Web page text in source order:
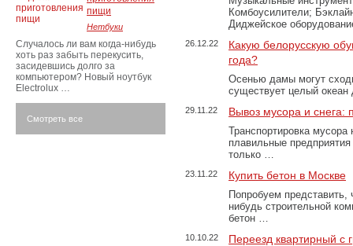
Комбоусилители;
Диджейское
26.12.22
Какую белорусскую
года?
Осенью дамы могут
существует целый
29.11.22 Вывоз мусора и
Транспортировка
плавильные
только …
23.11.22 Купить бетон в Москве
Попробуем представить,
нибудь строительной
бетон …
10.10.22 Переезд квартирный с
пищи
Нетбуки
Случалось ли вам когда-нибудь
хоть раз забыть перекусить,
засидевшись долго за
компьютером? Новый ноутбук
Electrolux …
Смотреть все